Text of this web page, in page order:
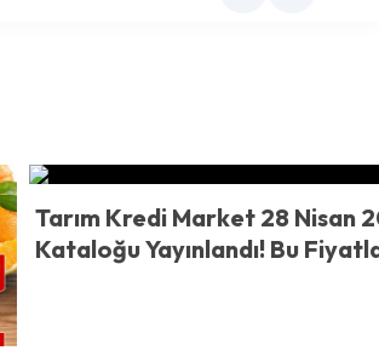
Tarım Kredi Market 28 Nisan
Kataloğu Yayınlandı! Bu